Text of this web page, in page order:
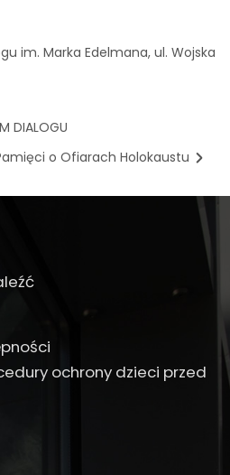
im. Marka Edelmana, ul. Wojska
DIALOGU
o Ofiarach Holokaustu
ochrony dzieci przed